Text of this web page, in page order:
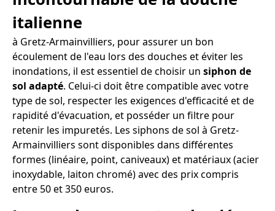
italienne
à Gretz-Armainvilliers, pour assurer un bon
écoulement de l'eau lors des douches et éviter les
inondations, il est essentiel de choisir un siphon de
sol adapté. Celui-ci doit être compatible avec votre
type de sol, respecter les exigences d'efficacité et de
rapidité d'évacuation, et posséder un filtre pour
retenir les impuretés. Les siphons de sol à Gretz-
Armainvilliers sont disponibles dans différentes
formes (linéaire, point, caniveaux) et matériaux (acier
inoxydable, laiton chromé) avec des prix compris
entre 50 et 350 euros.